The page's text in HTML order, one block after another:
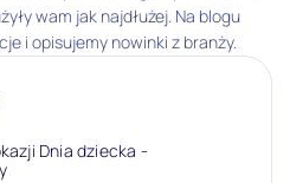
wam jak najdłużej. Na blogu
i opisujemy nowinki z branży.
Dnia dziecka -